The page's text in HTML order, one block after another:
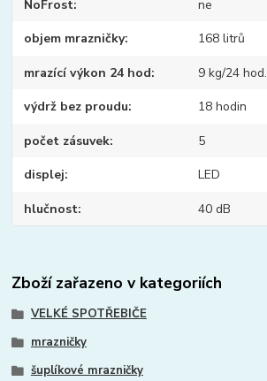
NoFrost ne
objem mrazničky 168 litrů
mrazící výkon 24 hod 9 kg/24 hod.
výdrž bez proudu 18 hodin
počet zásuvek 5
displej LED
hlučnost 40 dB
Zboží zařazeno v kategoriích
VELKÉ SPOTŘEBIČE
mrazničky
šuplíkové mrazničky